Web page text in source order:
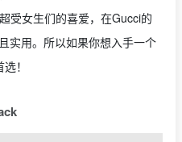
受女生们的喜爱，在Gucci的
实用。所以如果你想入手一个
！